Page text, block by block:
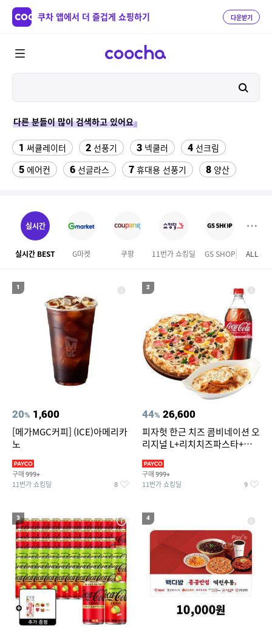
쿠차 앱에서 더 즐겁게 쇼핑하기 다운받기
다른 분들이 많이 검색하고 있어요
1 써큘레이터 2 선풍기 3 넥쿨러 4 선크림
5 에어컨 6 선글라스 7 휴대용 선풍기 8 양산
11 실외기없는 에어컨
14 성인용세발자전거중고
16 버거킹 17 풍기인견바지 18 대나무돗자리
차량용스프레이페인트
ALL
실시간
실시간 BEST G마켓 쿠팡 11번가 쇼킹딜 GS SHOP
1
20% 1,600
[메가MGC커피] (ICE)아메리카
노
구매 999+
11번가 쇼킹딜 8
2
44% 26,600
피자헛 한근 치즈 콤비네이션 오
리지널 L+리치치즈파스타+콜
구매 999+
11번가 쇼킹딜 9
3 4